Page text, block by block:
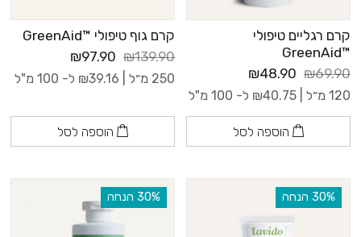
קרם רגליים טיפולי
™GreenAid
₪69.90
₪48.90
120 מ״ל | ₪40.75 ל- 100 מ"ל
הוספה לסל
קרם גוף טיפולי ™GreenAid
₪139.90
₪97.90
250 מ״ל | ₪39.16 ל- 100 מ"ל
הוספה לסל
‫30% הנחה ‫30% הנחה